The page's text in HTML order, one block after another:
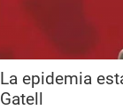
La epidemia
Gatell